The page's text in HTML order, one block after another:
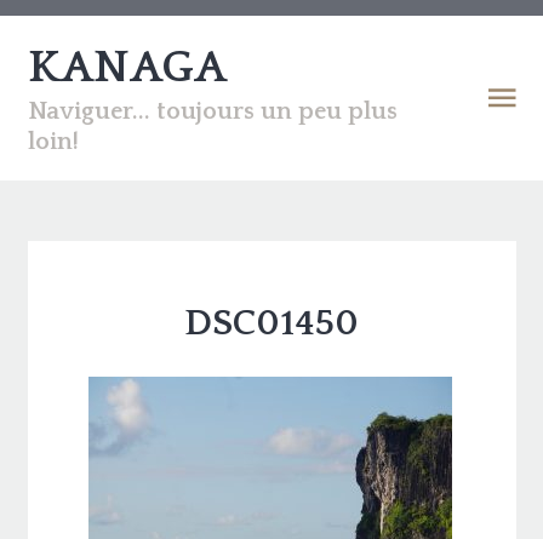
KANAGA
Naviguer... toujours un peu plus
loin!
DSC01450